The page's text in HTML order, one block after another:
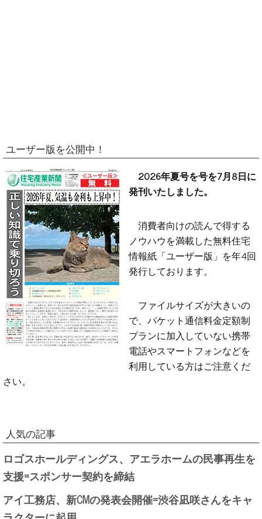
ユーザー版を公開中！
2026年夏号を号を7月8日に
発刊いたしました。
消費者向けの読んで得する
ノウハウを満載した無料住宅
情報紙「ユーザー版」を年4回
発行しております。
ファイルサイズが大きいの
で、パケット通信料金定額制
プランに加入していない携帯
電話やスマートフォンなどを
利用している方はご注意くだ
さい。
人気の記事
ロゴスホールディングス、アエラホームの民事再生を
支援=スポンサー契約を締結
アイ工務店、新CMの発表会開催=渋谷凪咲さんをキャ